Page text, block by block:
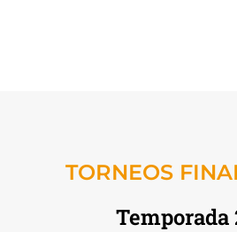
TORNEOS
Temporada